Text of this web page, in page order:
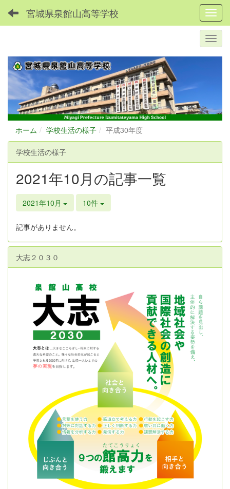
宮城県泉館山高等学校
ホーム 学校生活の様子 平成30年度
学校生活の様子
2021年10月の記事一覧
2021年10月 10件
記事がありません。
大志２０３０